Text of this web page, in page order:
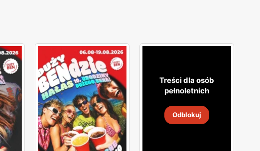
Treści dla osób
pełnoletnich
Odblokuj